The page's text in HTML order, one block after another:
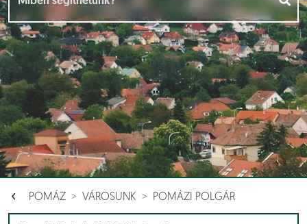
POMÁZ VÁROSUNK POMÁZI POLGÁR
Események []
Dokumentumok [ ]
Aloldalak []